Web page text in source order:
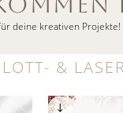
deine kreativen
&